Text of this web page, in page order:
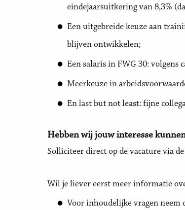
eindejaarsuitkering van 8,3%
Een uitgebreide keuze aan
blijven ontwikkelen;
Een salaris in FWG 30: volgens
Meerkeuze in
En last but not least: fijne
Hebben wij jouw interesse
Solliciteer direct op de vacature via
Wil je liever eerst meer informatie
Voor inhoudelijke vragen neem